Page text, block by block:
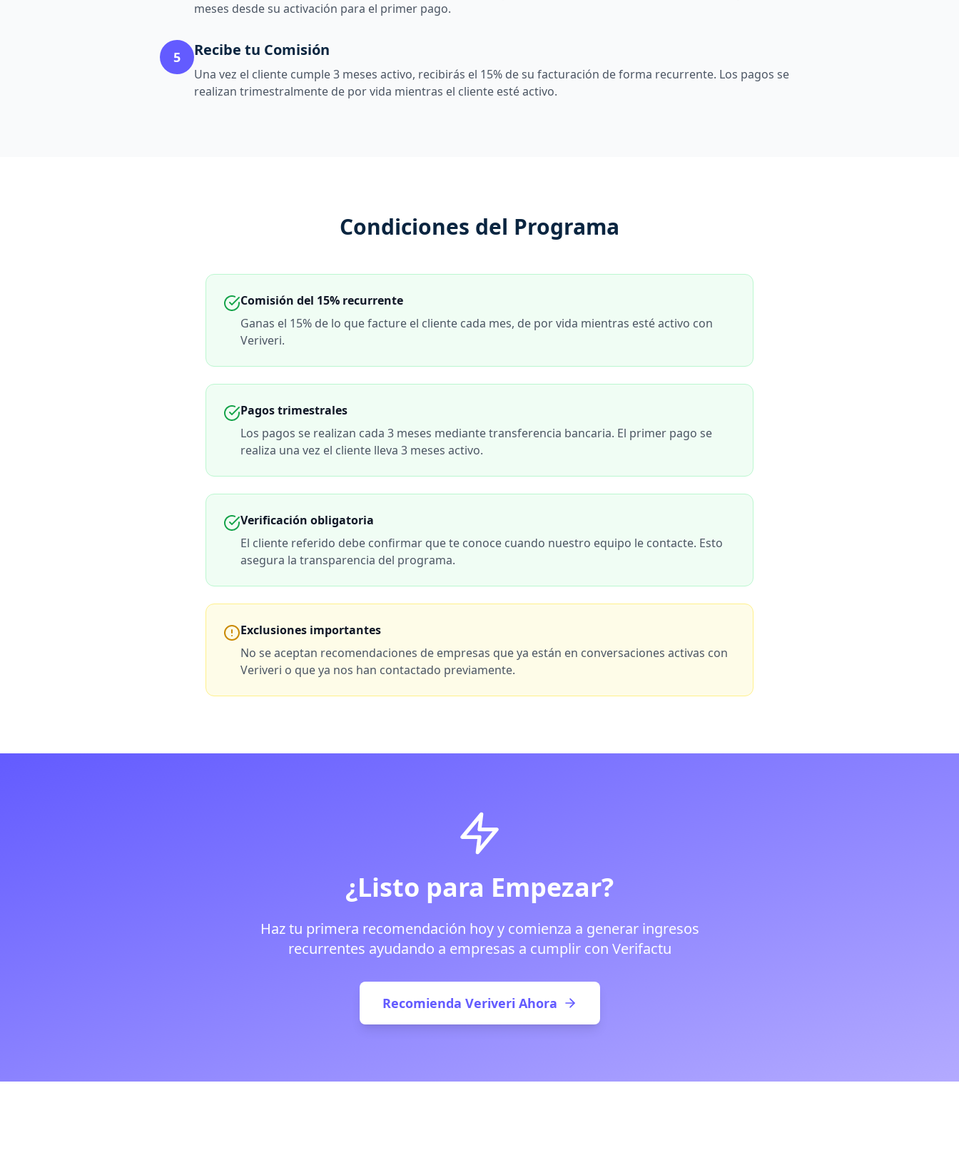
meses desde su activación para el primer pago.
5 Recibe tu Comisión
Una vez el cliente cumple 3 meses activo, recibirás el 15% de su facturación de forma recurrente. Los pagos se
realizan trimestralmente de por vida mientras el cliente esté activo.
Condiciones del Programa
Comisión del 15% recurrente
Ganas el 15% de lo que facture el cliente cada mes, de por vida mientras esté activo con
Veriveri.
Pagos trimestrales
Los pagos se realizan cada 3 meses mediante transferencia bancaria. El primer pago se
realiza una vez el cliente lleva 3 meses activo.
Verificación obligatoria
El cliente referido debe confirmar que te conoce cuando nuestro equipo le contacte. Esto
asegura la transparencia del programa.
Exclusiones importantes
No se aceptan recomendaciones de empresas que ya están en conversaciones activas con
Veriveri o que ya nos han contactado previamente.
¿Listo para Empezar?
Haz tu primera recomendación hoy y comienza a generar ingresos
recurrentes ayudando a empresas a cumplir con Verifactu
Recomienda Veriveri Ahora